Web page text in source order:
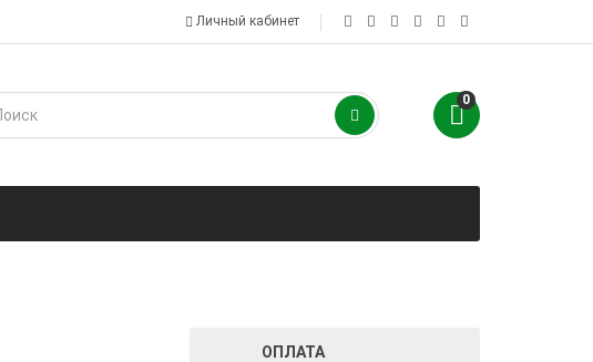
Личный кабинет
0
ОПЛАТА